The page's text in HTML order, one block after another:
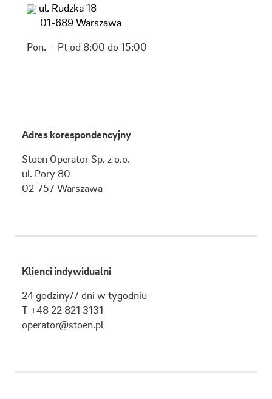
ul. Rudzka 18
01-689 Warszawa
Pon. – Pt od 8:00 do 15:00
Adres korespondencyjny
Stoen Operator Sp. z o.o.
ul. Pory 80
02-757 Warszawa
Klienci indywidualni
24 godziny/7 dni w tygodniu
T +48 22 821 3131
operator@stoen.pl